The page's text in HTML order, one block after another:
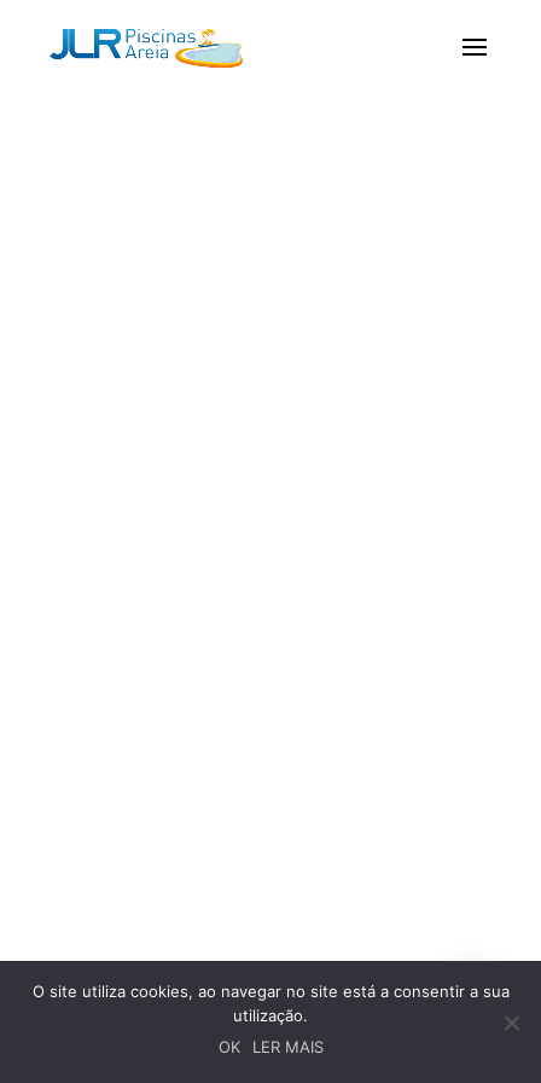
O site utiliza cookies, ao navegar no site está a consentir a sua
utilização.
OK
LER MAIS